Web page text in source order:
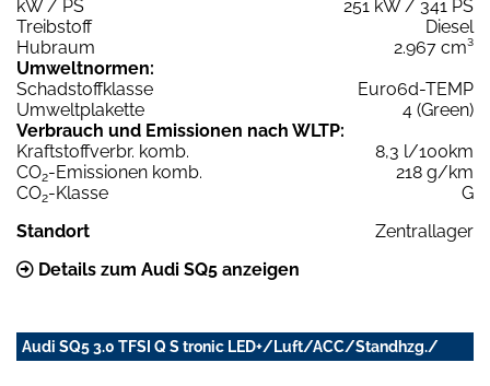
kW / PS
251 kW / 341 PS
Treibstoff
Diesel
Hubraum
2.967 cm³
Umweltnormen:
Schadstoffklasse
Euro6d-TEMP
Umweltplakette
4 (Green)
Verbrauch und Emissionen nach WLTP:
Kraftstoffverbr. komb.
8,3 l/100km
CO2-Emissionen komb.
218 g/km
CO2-Klasse
G
Standort
Zentrallager
Details zum Audi SQ5 anzeigen
Audi SQ5 3.0 TFSI Q S tronic LED+/Luft/ACC/Standhzg./